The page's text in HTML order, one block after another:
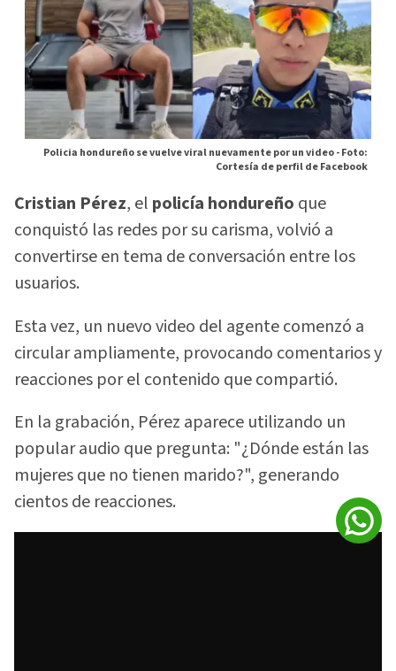
Policia hondureño se vuelve viral nuevamente por un video -Foto:
Cortesía de perfil de Facebook
Cristian Pérez, el policía hondureño que
conquistó las redes por su carisma, volvió a
convertirse en tema de conversación entre los
usuarios.
Esta vez, un nuevo video del agente comenzó a
circular ampliamente, provocando comentarios y
reacciones por el contenido que compartió.
En la grabación, Pérez aparece utilizando un
popular audio que pregunta: "¿Dónde están las
mujeres que no tienen marido?", generando
cientos de reacciones.